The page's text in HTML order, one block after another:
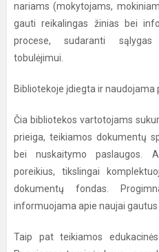
nariams (mokytojams,
gauti reikalingas žinias bei
procese, sudaranti sąlygas
tobulėjimui.
Bibliotekoje įdiegta ir naudojama
Čia bibliotekos vartotojams
prieiga, teikiamos dokumentų
bei nuskaitymo paslaugos.
poreikius, tikslingai
dokumentų fondas.
informuojama apie naujai gautus
Taip pat teikiamos